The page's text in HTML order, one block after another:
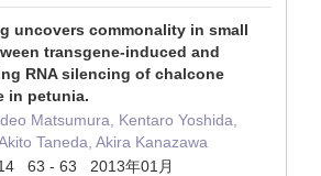
uncovers commonality in small
transgene-induced and
RNA silencing of chalcone
in petunia.
Matsumura, Kentaro Yoshida,
Taneda, Akira Kanazawa
63 - 63 2013年01月